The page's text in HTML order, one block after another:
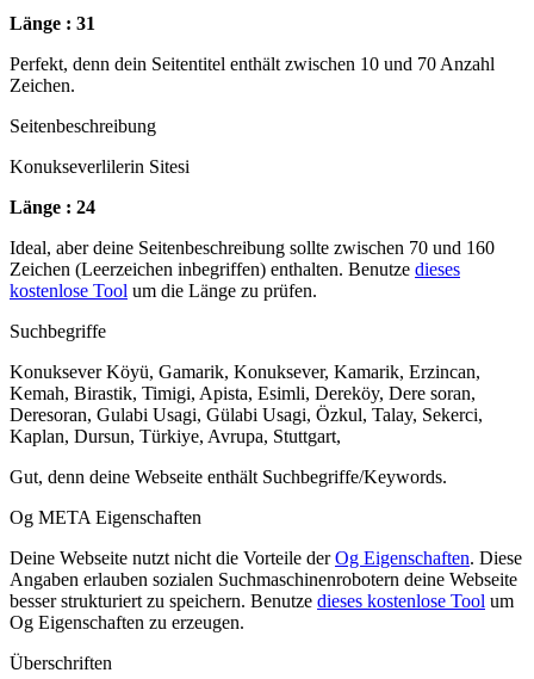
Länge : 31
Perfekt, denn dein Seitentitel enthält zwischen 10 und 70 Anzahl
Zeichen.
Seitenbeschreibung
Konukseverlilerin Sitesi
Länge : 24
Ideal, aber deine Seitenbeschreibung sollte zwischen 70 und 160
Zeichen (Leerzeichen inbegriffen) enthalten. Benutze dieses
kostenlose Tool um die Länge zu prüfen.
Suchbegriffe
Konuksever Köyü, Gamarik, Konuksever, Kamarik, Erzincan,
Kemah, Birastik, Timigi, Apista, Esimli, Dereköy, Dere soran,
Deresoran, Gulabi Usagi, Gülabi Usagi, Özkul, Talay, Sekerci,
Kaplan, Dursun, Türkiye, Avrupa, Stuttgart,
Gut, denn deine Webseite enthält Suchbegriffe/Keywords.
Og META Eigenschaften
Deine Webseite nutzt nicht die Vorteile derOg Eigenschaften. Diese
Angaben erlauben sozialen Suchmaschinenrobotern deine Webseite
besser strukturiert zu speichern. Benutze dieses kostenlose Tool um
Og Eigenschaften zu erzeugen.
Überschriften